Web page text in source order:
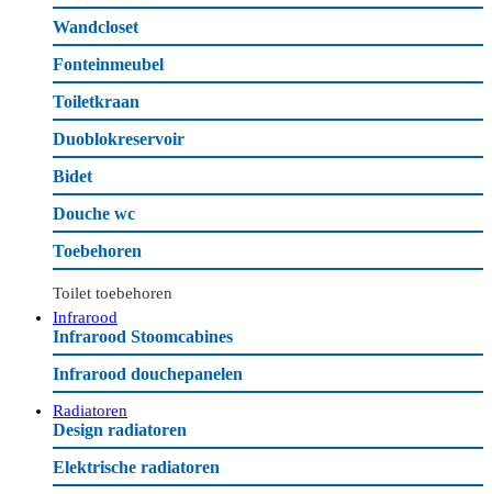
Wandcloset
Fonteinmeubel
Toiletkraan
Duoblokreservoir
Bidet
Douche wc
Toebehoren
Toilet toebehoren
Infrarood
Infrarood Stoomcabines
Infrarood douchepanelen
Radiatoren
Design radiatoren
Elektrische radiatoren